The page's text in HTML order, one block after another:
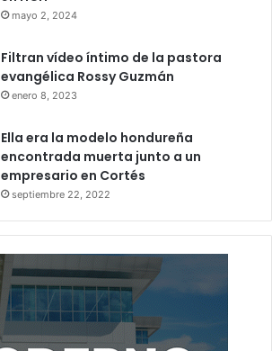
mayo 2, 2024
Filtran vídeo íntimo de la pastora
evangélica Rossy Guzmán
enero 8, 2023
Ella era la modelo hondureña
encontrada muerta junto a un
empresario en Cortés
septiembre 22, 2022